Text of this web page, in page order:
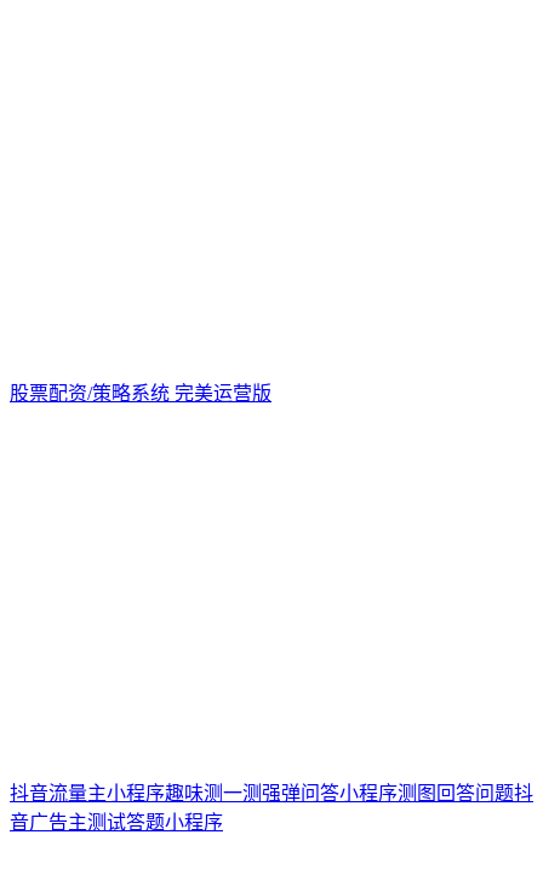
股票配资/策略系统 完美运营版
抖音流量主小程序趣味测一测强弹问答小程序测图回答问题抖
音广告主测试答题小程序